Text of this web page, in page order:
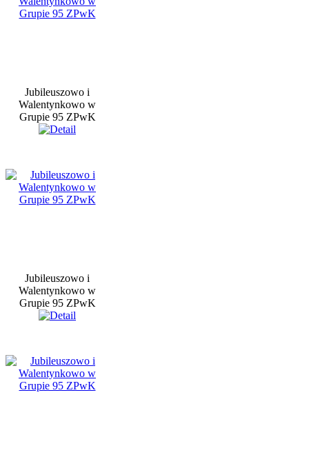
Jubileuszowo i
Walentynkowo w
Grupie 95 ZPwK
Jubileuszowo i
Walentynkowo w
Grupie 95 ZPwK